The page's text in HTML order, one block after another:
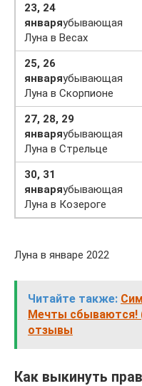
23, 24
январяубывающая
Луна в Весах
25, 26
январяубывающая
Луна в Скорпионе
27, 28, 29
январяубывающая
Луна в Стрельце
30, 31
январяубывающая
Луна в Козероге
Луна в январе 2022
Читайте также:
Мечты сбываются!
отзывы
Как выкинуть